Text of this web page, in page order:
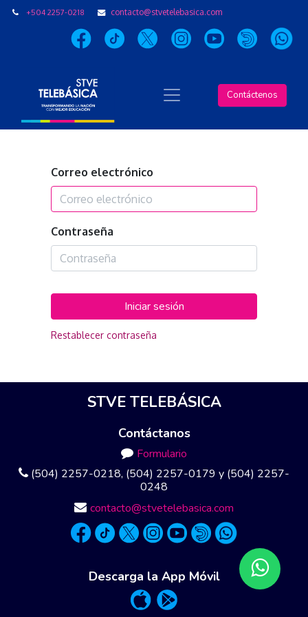
+504 2257-0218 contacto@stvetelebasica.com
Contáctenos
Correo electrónico
Contraseña
Iniciar sesión
Restablecer contraseña
STVE TELEBÁSICA
Contáctanos
Formulario
(504) 2257-0218, (504) 2257-0179 y (504) 2257-
0248
contacto@stvetelebasica.com
Descarga la App Móvil